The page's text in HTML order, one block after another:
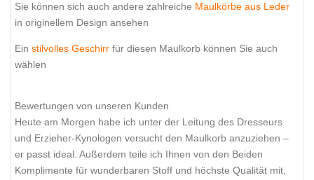
Sie können sich auch andere zahlreiche Maulkörbe aus Leder
in originellem Design ansehen
Ein stilvolles Geschirr für diesen Maulkorb können Sie auch
wählen
Bewertungen von unseren Kunden
Heute am Morgen habe ich unter der Leitung des Dresseurs
und Erzieher-Kynologen versucht den Maulkorb anzuziehen –
er passt ideal. Außerdem teile ich Ihnen von den Beiden
Komplimente für wunderbaren Stoff und höchste Qualität mit,